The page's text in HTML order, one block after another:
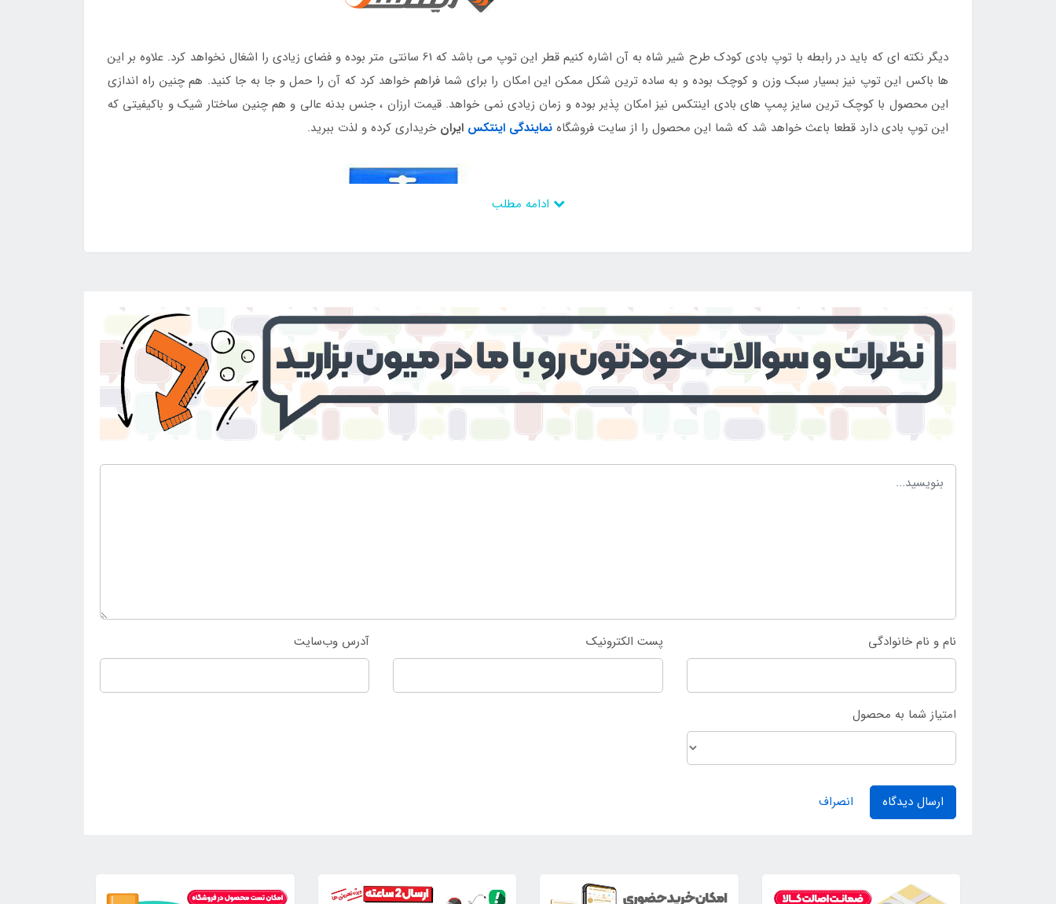
دیگر نکته ای که باید در رابطه با توپ بادی کودک طرح شیر شاه به آن اشاره کنیم قطر این توپ می باشد که 61 سانتی متر بوده و فضای زیادی را اشغال نخواهد کرد. علاوه بر این
ها باکس این توپ نیز بسیار سبک وزن و کوچک بوده و به ساده ترین شکل ممکن این امکان را برای شما فراهم خواهد کرد که آن را حمل و جا به جا کنید. هم چنین راه اندازی
این محصول با کوچک ترین سایز پمپ های بادی اینتکس نیز امکان پذیر بوده و زمان زیادی نمی خواهد. قیمت ارزان ، جنس بدنه عالی و هم چنین ساختار شیک و باکیفیتی که
این توپ بادی دارد قطعا باعث خواهد شد که شما این محصول را از سایت فروشگاه نمایندگی اینتکس ایران خریداری کرده و لذت ببرید.
نام و نام خانوادگی پست الکترونیک آدرس وب‌سایت
امتیاز شما به محصول
ارسال دیدگاه انصراف